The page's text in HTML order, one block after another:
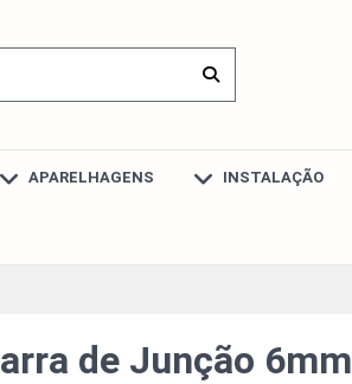
APARELHAGENS INSTALAÇÃO
de Junção 6mm